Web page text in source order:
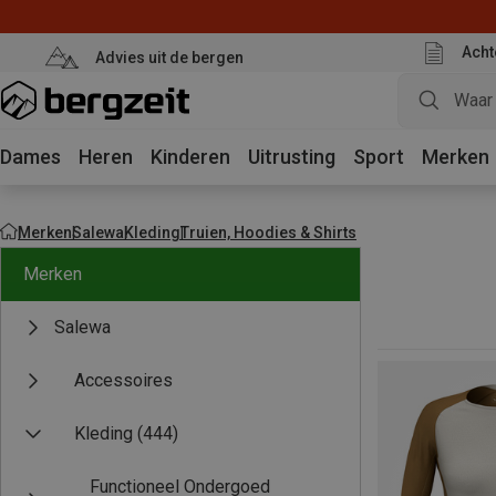
Advies uit de bergen
Dames Heren Kinderen Uitrusting Sport Merken
MerkenSalewaKledingTruien, Hoodies & Shirts
Merken
Salewa
Accessoires
Kleding (444)
Functioneel Ondergoed